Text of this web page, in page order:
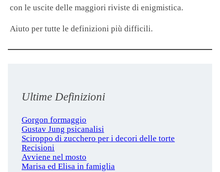
con le uscite delle maggiori riviste di enigmistica.
Aiuto per tutte le definizioni più difficili.
Ultime Definizioni
Gorgon formaggio
Gustav Jung psicanalisi
Sciroppo di zucchero per i decori delle torte
Recisioni
Avviene nel mosto
Marisa ed Elisa in famiglia